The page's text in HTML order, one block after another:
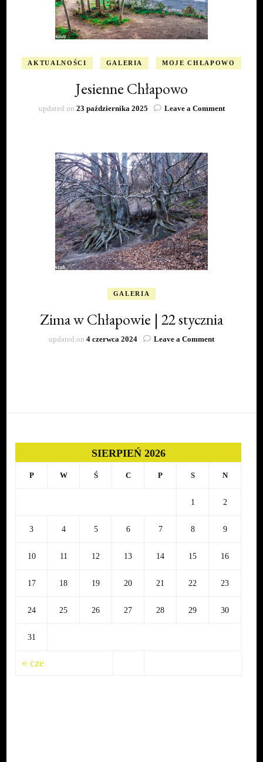
AKTUALNOŚCI GALERIA MOJE CHŁAPOWO
Jesienne Chłapowo
updated on 23 października 2025 Leave a Commenton
GALERIA
Zima w Chłapowie | 22 stycznia
updated on 4 czerwca 2024 Leave a Commenton
SIERPIEŃ 2026
P W Ś C P S N
1 2
3 4 5 6 7 8 9
10 11 12 13 14 15 16
17 18 19 20 21 22 23
24 25 26 27 28 29 30
31
« cze